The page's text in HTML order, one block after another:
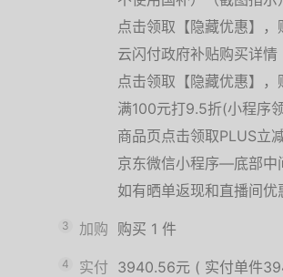
点击领取【隐藏优惠】，
云闪付政府补贴购买详情
点击领取【隐藏优惠】，
满100元打9.5折(小程序
商品页点击领取PLUS立
京东微信小程序—底部
如有晒单返现和直播间优
3 加购 购买 1 件
4 实付 3940.56元 ( 实付单件